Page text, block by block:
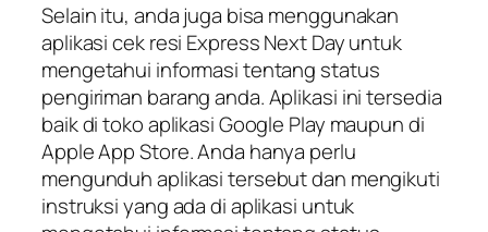
Selain itu, anda juga bisa menggunakan
aplikasi cek resi Express Next Day untuk
mengetahui informasi tentang status
pengiriman barang anda. Aplikasi ini tersedia
baik di toko aplikasi Google Play maupun di
Apple App Store. Anda hanya perlu
mengunduh aplikasi tersebut dan mengikuti
instruksi yang ada di aplikasi untuk